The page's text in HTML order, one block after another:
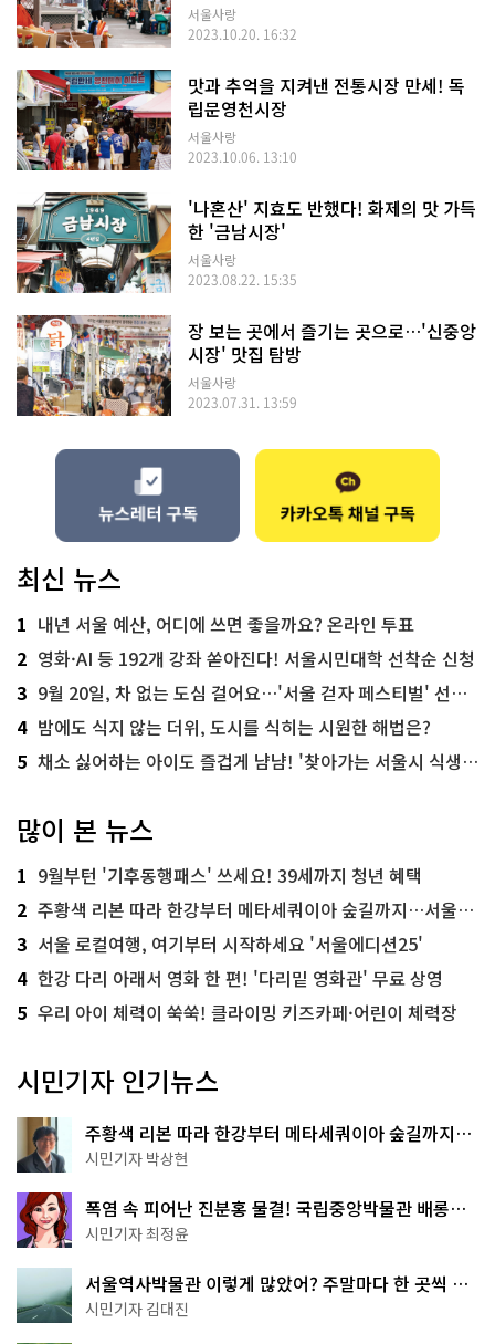
서울사랑
2023.10.20. 16:32
맛과 추억을 지켜낸 전통시장 만세! 독
립문영천시장
서울사랑
2023.10.06. 13:10
'나혼산' 지효도 반했다! 화제의 맛 가득
한 '금남시장'
서울사랑
2023.08.22. 15:35
장 보는 곳에서 즐기는 곳으로…'신중앙
시장' 맛집 탐방
서울사랑
2023.07.31. 13:59
최신 뉴스
1 내년 서울 예산, 어디에 쓰면 좋을까요? 온라인 투표
2 영화·AI 등 192개 강좌 쏟아진다! 서울시민대학 선착순 신청
3 9월 20일, 차 없는 도심 걸어요…'서울 걷자 페스티벌' 선착순 5천명
4 밤에도 식지 않는 더위, 도시를 식히는 시원한 해법은?
5 채소 싫어하는 아이도 즐겁게 냠냠! '찾아가는 서울시 식생활 교육' 현장
많이 본 뉴스
1 9월부턴 '기후동행패스' 쓰세요! 39세까지 청년 혜택
2 주황색 리본 따라 한강부터 메타세쿼이아 숲길까지…서울둘레길 15코스
3 서울 로컬여행, 여기부터 시작하세요 '서울에디션25'
4 한강 다리 아래서 영화 한 편! '다리밑 영화관' 무료 상영
5 우리 아이 체력이 쑥쑥! 클라이밍 키즈카페·어린이 체력장
시민기자 인기뉴스
주황색 리본 따라 한강부터 메타세쿼이아 숲길까지…
서울둘레길 15코스
시민기자 박상현
폭염 속 피어난 진분홍 물결! 국립중앙박물관 배롱나
무 명소
시민기자 최정윤
서울역사박물관 이렇게 많았어? 주말마다 한 곳씩 떠
나는 역사 산책
시민기자 김대진